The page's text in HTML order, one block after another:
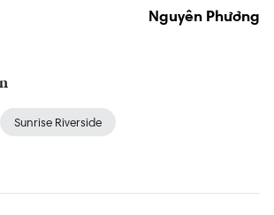
Nguyên Phương
Sunrise Riverside